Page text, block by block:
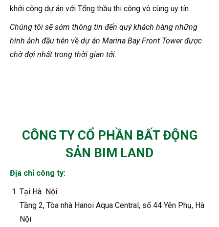
khởi công dự án với Tổng thầu thi công vô cùng uy tín .
Chúng tôi sẽ sớm thông tin đến quý khách hàng những
hình ảnh đầu tiên về dự án Marina Bay Front Tower được
chờ đợi nhất trong thời gian tới.
CÔNG TY CỔ PHẦN BẤT ĐỘNG
SẢN BIM LAND
Địa chỉ công ty:
Tại Hà Nội
Tầng 2, Tòa nhà Hanoi Aqua Central, số 44 Yên Phụ, Hà
Nội